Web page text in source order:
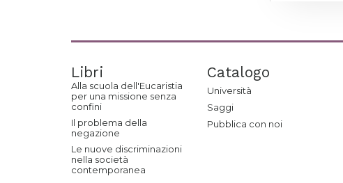
Libri
Alla scuola dell'Eucaristia
per una missione senza
confini
Il problema della
negazione
Le nuove discriminazioni
nella società
contemporanea
Catalogo
Università
Saggi
Pubblica con noi